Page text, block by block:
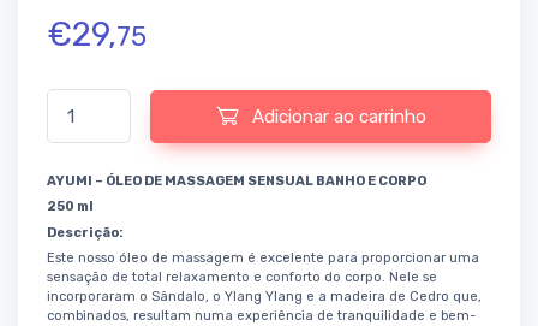
€29,75
Quantidade de Massage Oil Sensual
Adicionar ao carrinho
AYUMI – ÓLEO DE MASSAGEM SENSUAL BANHO E CORPO
250 ml
Descrição:
Este nosso óleo de massagem é excelente para proporcionar uma
sensação de total relaxamento e conforto do corpo. Nele se
incorporaram o Sândalo, o Ylang Ylang e a madeira de Cedro que,
combinados, resultam numa experiência de tranquilidade e bem-